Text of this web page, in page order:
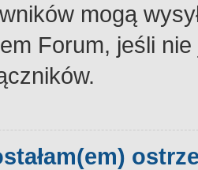
mogą
Forum, jeśli